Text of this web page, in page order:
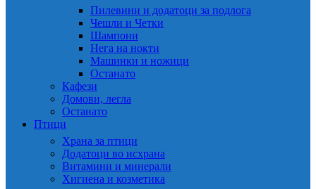
Пилевини и додатоци за подлога
Чешли и Четки
Шампони
Нега на нокти
Машинки и ножици
Останато
Кафези
Домови, легла
Останато
Птици
Храна за птици
Додатоци во исхрана
Витамини и минерали
Хигиена и козметика